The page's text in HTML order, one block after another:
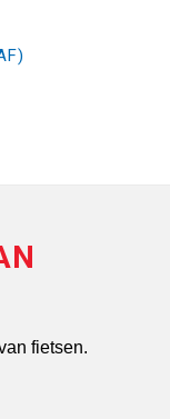
fietsen.